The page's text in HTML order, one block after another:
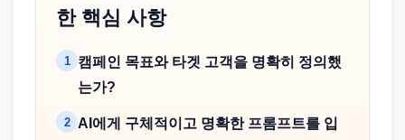
한 핵심 사항
1
캠페인 목표와 타겟 고객을 명확히 정의했
는가?
2 AI에게 구체적이고 명확한 프롬프트를 입